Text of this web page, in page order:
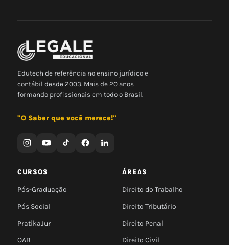
Edutech de referência no ensino jurídico e
contábil desde 2003. Mais de 20 anos
formando profissionais em todo o Brasil.
"O Saber que você merece!"
CURSOS
Pós-Graduação
Pós Social
PratikaJur
OAB
ÁREAS
Direito do Trabalho
Direito Tributário
Direito Penal
Direito Civil